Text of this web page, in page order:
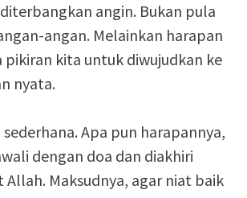
angin. Bukan pula
angan. Melainkan harapan
pikiran kita untuk diwujudkan ke
nyata.
sederhana. Apa pun harapannya,
dengan doa dan diakhiri
Maksudnya, agar niat baik